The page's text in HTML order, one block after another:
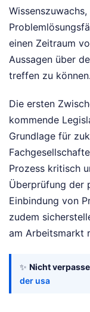
einen Zeitraum
Aussagen über
treffen zu können.
Die ersten
kommende
Grundlage für
Prozess kritisch
Überprüfung der
Einbindung von
zudem
am Arbeitsmarkt
✨ Nicht
der usa